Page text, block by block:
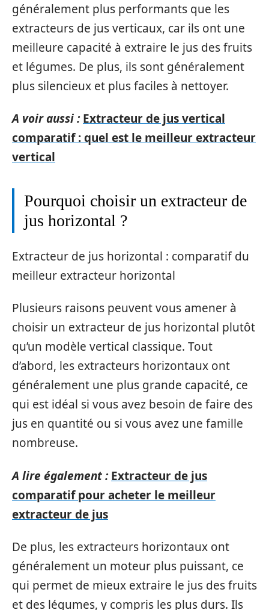
généralement plus performants que les
extracteurs de jus verticaux, car ils ont une
meilleure capacité à extraire le jus des fruits
et légumes. De plus, ils sont généralement
plus silencieux et plus faciles à nettoyer.
A voir aussi : Extracteur de jus vertical
comparatif : quel est le meilleur extracteur
vertical
Pourquoi choisir un extracteur de
jus horizontal ?
Extracteur de jus horizontal : comparatif du
meilleur extracteur horizontal
Plusieurs raisons peuvent vous amener à
choisir un extracteur de jus horizontal plutôt
qu’un modèle vertical classique. Tout
d’abord, les extracteurs horizontaux ont
généralement une plus grande capacité, ce
qui est idéal si vous avez besoin de faire des
jus en quantité ou si vous avez une famille
nombreuse.
A lire également : Extracteur de jus
comparatif pour acheter le meilleur
extracteur de jus
De plus, les extracteurs horizontaux ont
généralement un moteur plus puissant, ce
qui permet de mieux extraire le jus des fruits
et des légumes, y compris les plus durs. Ils